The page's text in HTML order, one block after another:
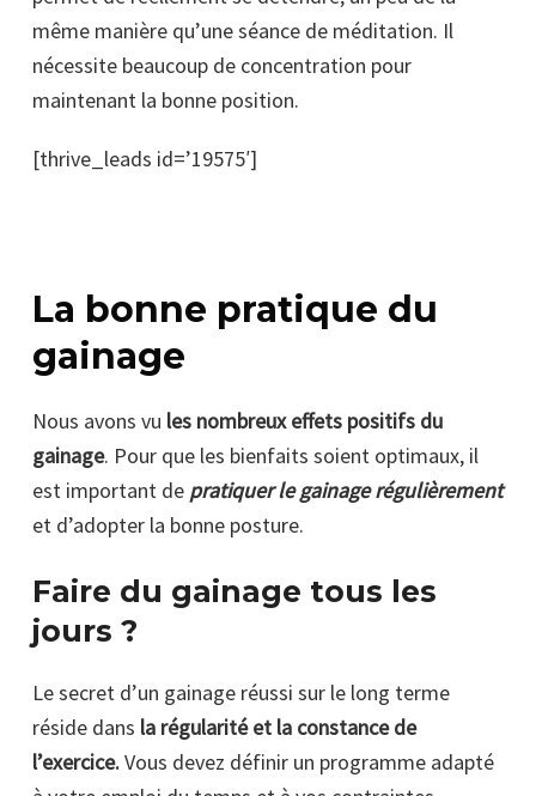
même manière qu’une séance de méditation. Il
nécessite beaucoup de concentration pour
maintenant la bonne position.
[thrive_leads id=’19575′]
La bonne pratique du
gainage
Nous avons vu les nombreux effets positifs du
gainage. Pour que les bienfaits soient optimaux, il
est important de pratiquer le gainage régulièrement
et d’adopter la bonne posture.
Faire du gainage tous les
jours ?
Le secret d’un gainage réussi sur le long terme
réside dans la régularité et la constance de
l’exercice.Vous devez définir un programme adapté